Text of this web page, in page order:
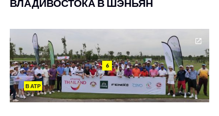
ВЛАДИВОСТОКА В ШЭНЬЯН
6
В АТР